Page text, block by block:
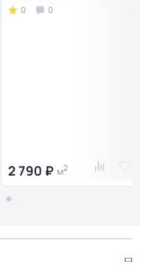
0 0
2 790 ₽ м2